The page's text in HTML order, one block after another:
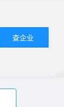
查企业